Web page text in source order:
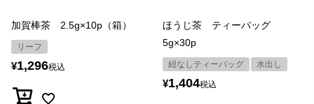
加賀棒茶 2.5g×10p（箱）
リーフ
¥1,296税込
ほうじ茶 ティーバッグ
5g×30p
紐なしティーバッグ 水出し
¥1,404税込